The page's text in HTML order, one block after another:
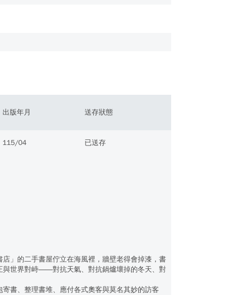
出版年月 送存狀態
115/04 已送存
」的二手書屋佇立在海風裡，牆壁老得會掉漆，書
與世界對峙――對抗天氣、對抗鍋爐壞掉的冬天、對
書、整理書堆、應付各式奧客與莫名其妙的訪客